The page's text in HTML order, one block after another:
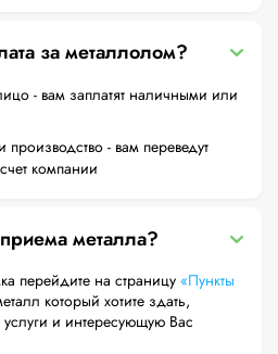
за металлолом?
- вам заплатят наличными или
- вам переведут
компании
металла?
перейдите на страницу «Пункты
который хотите здать,